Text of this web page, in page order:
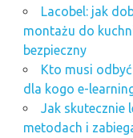
Lacobel: jak
montażu do
bezpieczny
Kto musi
dla kogo e-
Jak skutecznie
metodach i